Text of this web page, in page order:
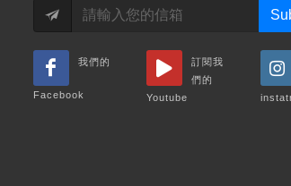
我們的
Facebook
訂閱我
們的
Youtube